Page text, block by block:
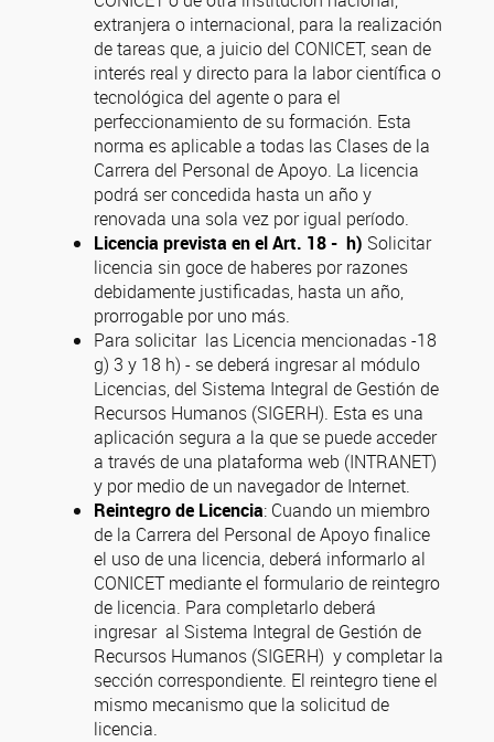
extranjera o internacional, para la realización
de tareas que, a juicio del CONICET, sean de
interés real y directo para la labor científica o
tecnológica del agente o para el
perfeccionamiento de su formación. Esta
norma es aplicable a todas las Clases de la
Carrera del Personal de Apoyo. La licencia
podrá ser concedida hasta un año y
renovada una sola vez por igual período.
Licencia prevista en el Art. 18 - h) Solicitar
licencia sin goce de haberes por razones
debidamente justificadas, hasta un año,
prorrogable por uno más.
Para solicitar las Licencia mencionadas -18
g) 3 y 18 h) - se deberá ingresar al módulo
Licencias, del Sistema Integral de Gestión de
Recursos Humanos (SIGERH). Esta es una
aplicación segura a la que se puede acceder
a través de una plataforma web (INTRANET)
y por medio de un navegador de Internet.
Reintegro de Licencia: Cuando un miembro
de la Carrera del Personal de Apoyo finalice
el uso de una licencia, deberá informarlo al
CONICET mediante el formulario de reintegro
de licencia. Para completarlo deberá
ingresar al Sistema Integral de Gestión de
Recursos Humanos (SIGERH) y completar la
sección correspondiente. El reintegro tiene el
mismo mecanismo que la solicitud de
licencia.